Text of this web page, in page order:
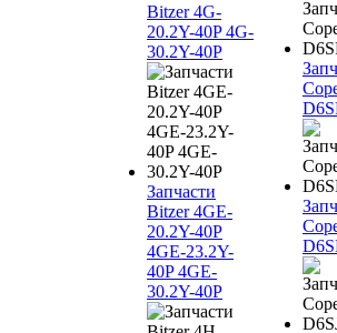
Bitzer 4G-
20.2Y-40P 4G-
30.2Y-40P
Запчасти
Bitzer 4GE-
20.2Y-40P
4GE-23.2Y-
40P 4GE-
30.2Y-40P